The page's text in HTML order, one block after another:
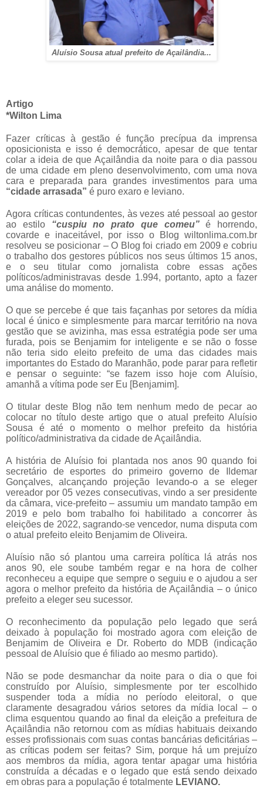
Aluísio Sousa atual prefeito de Açailândia...
Artigo
*Wilton Lima
Fazer críticas à gestão é função precípua da imprensa
oposicionista e isso é democrático, apesar de que tentar
colar a ideia de que Açailândia da noite para o dia passou
de uma cidade em pleno desenvolvimento, com uma nova
cara e preparada para grandes investimentos para uma
“cidade arrasada” é puro exaro e leviano.
Agora críticas contundentes, às vezes até pessoal ao gestor
ao estilo “cuspiu no prato que comeu”é horrendo,
covarde e inaceitável, por isso o Blog wiltonlima.com.br
resolveu se posicionar – O Blog foi criado em 2009 e cobriu
o trabalho dos gestores públicos nos seus últimos 15 anos,
e o seu titular como jornalista cobre essas ações
políticos/administravas desde 1.994, portanto, apto a fazer
uma análise do momento.
O que se percebe é que tais façanhas por setores da mídia
local é único e simplesmente para marcar território na nova
gestão que se avizinha, mas essa estratégia pode ser uma
furada, pois se Benjamim for inteligente e se não o fosse
não teria sido eleito prefeito de uma das cidades mais
importantes do Estado do Maranhão, pode parar para refletir
e pensar o seguinte: “se fazem isso hoje com Aluísio,
amanhã a vítima pode ser Eu [Benjamim].
O titular deste Blog não tem nenhum medo de pecar ao
colocar no título deste artigo que o atual prefeito Aluísio
Sousa é até o momento o melhor prefeito da história
político/administrativa da cidade de Açailândia.
A história de Aluísio foi plantada nos anos 90 quando foi
secretário de esportes do primeiro governo de Ildemar
Gonçalves, alcançando projeção levando-o a se eleger
vereador por 05 vezes consecutivas, vindo a ser presidente
da câmara, vice-prefeito – assumiu um mandato tampão em
2019 e pelo bom trabalho foi habilitado a concorrer às
eleições de 2022, sagrando-se vencedor, numa disputa com
o atual prefeito eleito Benjamim de Oliveira.
Aluísio não só plantou uma carreira política lá atrás nos
anos 90, ele soube também regar e na hora de colher
reconheceu a equipe que sempre o seguiu e o ajudou a ser
agora o melhor prefeito da história de Açailândia – o único
prefeito a eleger seu sucessor.
O reconhecimento da população pelo legado que será
deixado à população foi mostrado agora com eleição de
Benjamim de Oliveira e Dr. Roberto do MDB (indicação
pessoal de Aluísio que é filiado ao mesmo partido).
Não se pode desmanchar da noite para o dia o que foi
construído por Aluísio, simplesmente por ter escolhido
suspender toda a mídia no período eleitoral, o que
claramente desagradou vários setores da mídia local – o
clima esquentou quando ao final da eleição a prefeitura de
Açailândia não retornou com as mídias habituais deixando
esses profissionais com suas contas bancárias deficitárias –
as críticas podem ser feitas? Sim, porque há um prejuízo
aos membros da mídia, agora tentar apagar uma história
construída a décadas e o legado que está sendo deixado
em obras para a população é totalmente LEVIANO.